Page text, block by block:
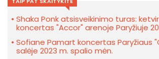
Shaka Ponk atsisveikinimo turas:
koncertas "Accor" arenoje Paryžiuje
Sofiane Pamart koncertas Paryžiaus
salėje 2023 m. spalio mėn.